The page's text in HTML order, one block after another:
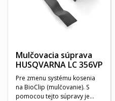
Mulčovacia súprava
HUSQVARNA LC 356VP
Pre zmenu systému kosenia
na BioClip (mulčovanie). S
pomocou tejto súpravy je